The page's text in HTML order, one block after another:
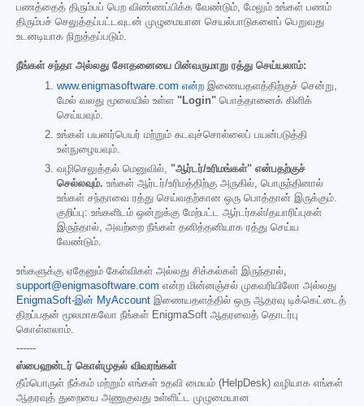
பணத்தைத் திரும்பப் பெற விண்ணப்பிக்க வேண்டும், மேலும் உங்கள் பணம்
திரும்பச் செலுத்தப்பட்டவுடன் முழுமையான செயல்பாடுகளைப் பெறுவது
உடனடியாக நிறுத்தப்படும்.
நீங்கள் சந்தா அல்லது சோதனையை பின்வருமாறு ரத்து செய்யலாம்:
www.enigmasoftware.com என்ற இணையதளத்திற்குச் சென்று,
மேல் வலது மூலையில் உள்ள "Login" பொத்தானைக் கிளிக்
செய்யவும்.
உங்கள் பயனர்பெயர் மற்றும் கடவுச்சொல்லைப் பயன்படுத்தி
உள்நுழையவும்.
வழிசெலுத்தல் மெனுவில், "ஆர்டர்/உரிமங்கள்" என்பதற்குச்
செல்லவும். உங்கள் ஆர்டர்/உரிமத்திற்கு அருகில், பொருந்தினால்
உங்கள் சந்தாவை ரத்து செய்வதற்கான ஒரு பொத்தான் இருக்கும்.
குறிப்பு: உங்களிடம் ஒன்றுக்கு மேற்பட்ட ஆர்டர்கள்/தயாரிப்புகள்
இருந்தால், அவற்றை நீங்கள் தனித்தனியாக ரத்து செய்ய
வேண்டும்.
உங்களுக்கு ஏதேனும் கேள்விகள் அல்லது சிக்கல்கள் இருந்தால்,
support@enigmasoftware.com என்ற மின்னஞ்சல் முகவரியிலோ அல்லது
EnigmaSoft-இன் MyAccount இணையதளத்தில் ஒரு ஆதரவு டிக்கெட்டைத்
திறப்பதன் மூலமாகவோ நீங்கள் EnigmaSoft ஆதரவைத் தொடர்பு
கொள்ளலாம்.
------
ஸ்பைஹன்டர் கொள்முதல் விவரங்கள்
தீம்பொருள் நீக்கம் மற்றும் எங்கள் உதவி மையம் (HelpDesk) வழியாக எங்கள்
ஆதரவுத் துறையை அணுகுவது உள்ளிட்ட முழுமையான